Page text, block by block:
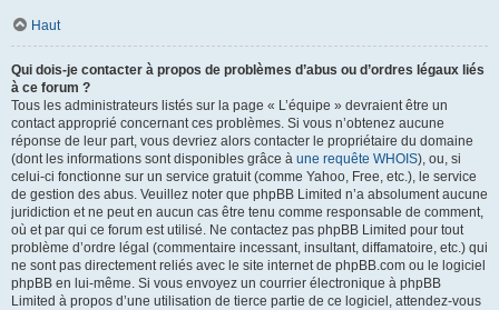
Haut
Qui dois-je contacter à propos de problèmes d’abus ou d’ordres légaux liés
à ce forum ?
Tous les administrateurs listés sur la page « L’équipe » devraient être un
contact approprié concernant ces problèmes. Si vous n’obtenez aucune
réponse de leur part, vous devriez alors contacter le propriétaire du domaine
(dont les informations sont disponibles grâce à une requête WHOIS), ou, si
celui-ci fonctionne sur un service gratuit (comme Yahoo, Free, etc.), le service
de gestion des abus. Veuillez noter que phpBB Limited n’a absolument aucune
juridiction et ne peut en aucun cas être tenu comme responsable de comment,
où et par qui ce forum est utilisé. Ne contactez pas phpBB Limited pour tout
problème d’ordre légal (commentaire incessant, insultant, diffamatoire, etc.) qui
ne sont pas directement reliés avec le site internet de phpBB.com ou le logiciel
phpBB en lui-même. Si vous envoyez un courrier électronique à phpBB
Limited à propos d’une utilisation de tierce partie de ce logiciel, attendez-vous